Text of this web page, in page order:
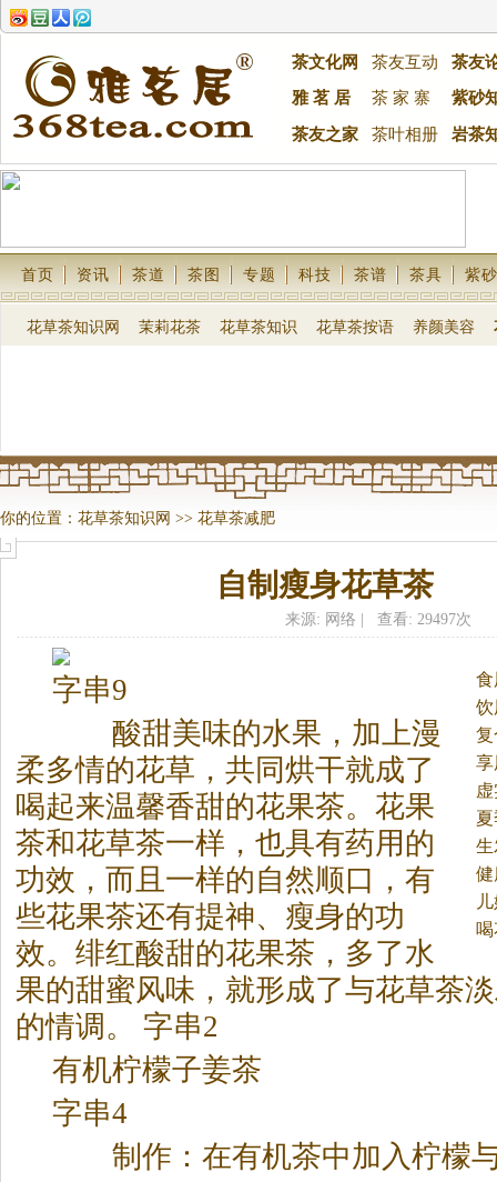
茶文化网 茶友互动
茶友
雅 茗 居
茶 家 寨 紫砂
茶友之家 茶叶相册 岩茶
首页 资讯 茶道 茶图 专题 科技 茶谱 茶具 紫砂
花草茶知识网 茉莉花茶 花草茶知识 花草茶按语 养颜美容
你的位置： 花草茶知识网 >> 花草茶减肥
自制瘦身花草茶
来源: 网络 | 查看: 29497次
泻
字串9
酸甜美味的水果，加上漫
柔多情的花草，共同烘干就成了
喝起来温馨香甜的花果茶。 花果
茶和花草茶一样，也具有药用的
功效，而且一样的自然顺口，有
些花果茶还有提神、瘦身的功
效。绯红酸甜的花果茶，多了水
果的甜蜜风味，就形成了与花草茶
的情调。 字串2
有机柠檬子姜茶
字串4
制作：在有机茶中加入柠檬与